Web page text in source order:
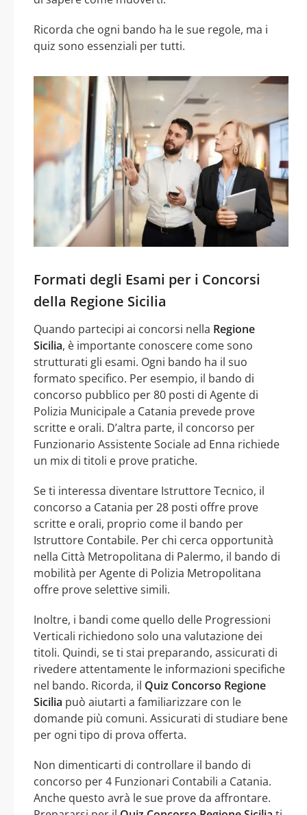
Ricorda che ogni bando ha le sue regole, ma i
quiz sono essenziali per tutti.
Formati degli Esami per i Concorsi
della Regione Sicilia
Quando partecipi ai concorsi nella Regione
Sicilia, è importante conoscere come sono
strutturati gli esami. Ogni bando ha il suo
formato specifico. Per esempio, il bando di
concorso pubblico per 80 posti di Agente di
Polizia Municipale a Catania prevede prove
scritte e orali. D’altra parte, il concorso per
Funzionario Assistente Sociale ad Enna richiede
un mix di titoli e prove pratiche.
Se ti interessa diventare Istruttore Tecnico, il
concorso a Catania per 28 posti offre prove
scritte e orali, proprio come il bando per
Istruttore Contabile. Per chi cerca opportunità
nella Città Metropolitana di Palermo, il bando di
mobilità per Agente di Polizia Metropolitana
offre prove selettive simili.
Inoltre, i bandi come quello delle Progressioni
Verticali richiedono solo una valutazione dei
titoli. Quindi, se ti stai preparando, assicurati di
rivedere attentamente le informazioni specifiche
nel bando. Ricorda, il Quiz Concorso Regione
Sicilia può aiutarti a familiarizzare con le
domande più comuni. Assicurati di studiare bene
per ogni tipo di prova offerta.
Non dimenticarti di controllare il bando di
concorso per 4 Funzionari Contabili a Catania.
Anche questo avrà le sue prove da affrontare.